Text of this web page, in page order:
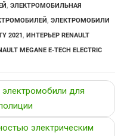
, ЭЛЕКТРОМОБИЛЬНАЯ
, ЭЛЕКТРОМОБИЛИ
2021, ИНТЕРЬЕР RENAULT
MEGANE E-TECH ELECTRIC
для
электрическим